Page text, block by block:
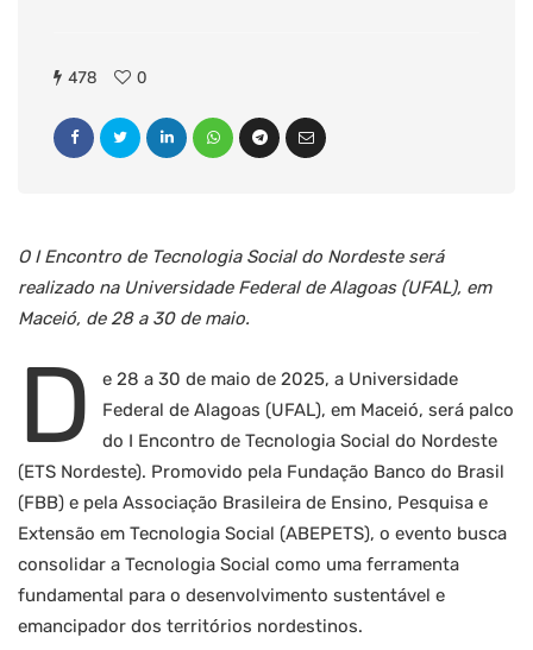
478 0
O I Encontro de Tecnologia Social do Nordeste será
realizado na Universidade Federal de Alagoas (UFAL), em
Maceió, de 28 a 30 de maio.
D
e 28 a 30 de maio de 2025, a Universidade
Federal de Alagoas (UFAL), em Maceió, será palco
do I Encontro de Tecnologia Social do Nordeste
(ETS Nordeste). Promovido pela Fundação Banco do Brasil
(FBB) e pela Associação Brasileira de Ensino, Pesquisa e
Extensão em Tecnologia Social (ABEPETS), o evento busca
consolidar a Tecnologia Social como uma ferramenta
fundamental para o desenvolvimento sustentável e
emancipador dos territórios nordestinos.